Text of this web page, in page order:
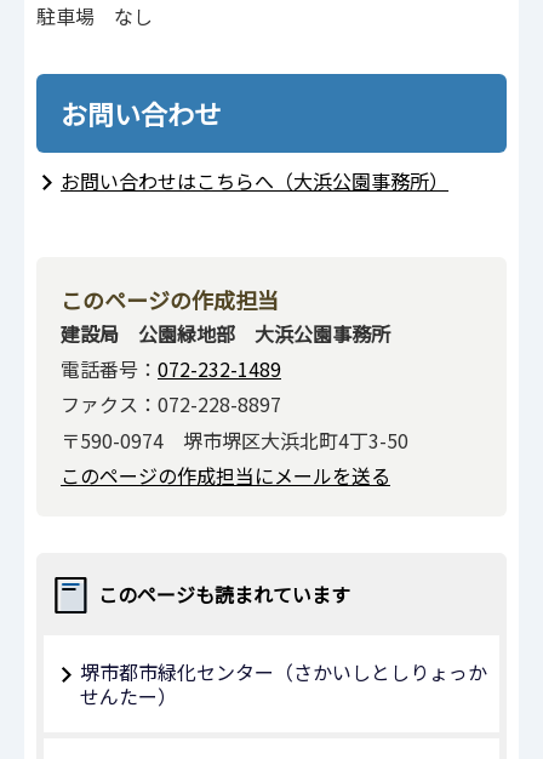
駐車場 なし
お問い合わせ
お問い合わせはこちらへ（大浜公園事務所）
このページの作成担当
建設局 公園緑地部 大浜公園事務所
電話番号： 072-232-1489
ファクス：072-228-8897
〒590-0974 堺市堺区大浜北町4丁3-50
このページの作成担当にメールを送る
このページも読まれています
堺市都市緑化センター（さかいしとしりょっか
せんたー）